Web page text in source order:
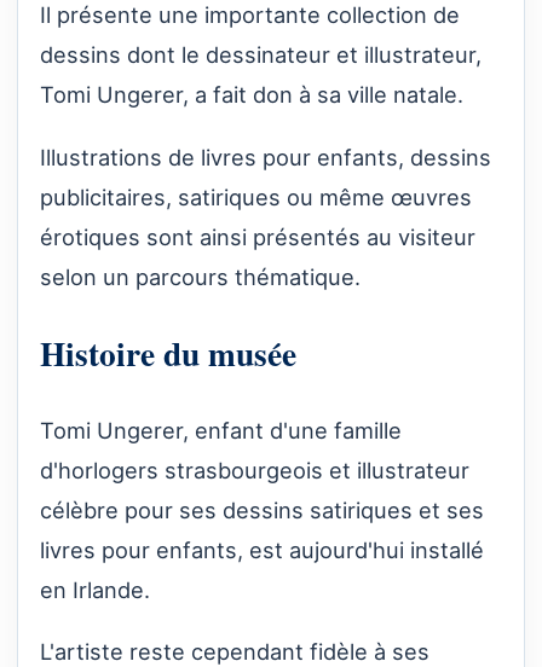
Il présente une importante collection de
dessins dont le dessinateur et illustrateur,
Tomi Ungerer, a fait don à sa ville natale.
Illustrations de livres pour enfants, dessins
publicitaires, satiriques ou même œuvres
érotiques sont ainsi présentés au visiteur
selon un parcours thématique.
Histoire du musée
Tomi Ungerer, enfant d'une famille
d'horlogers strasbourgeois et illustrateur
célèbre pour ses dessins satiriques et ses
livres pour enfants, est aujourd'hui installé
en Irlande.
L'artiste reste cependant fidèle à ses